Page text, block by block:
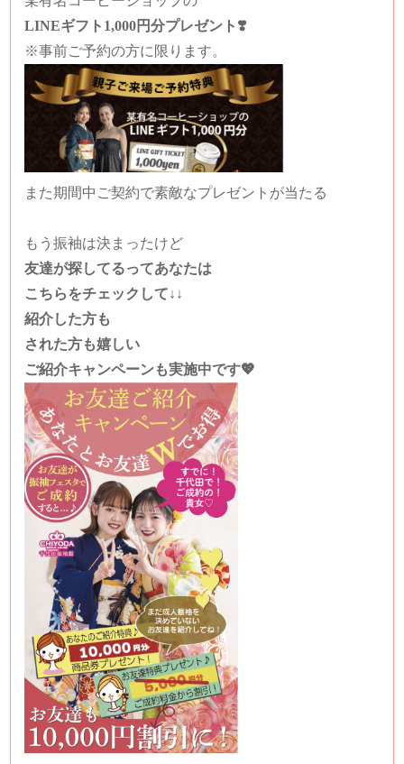
LINEギフト1,000円分プレゼント❣️
※事前ご予約の方に限ります。
また期間中ご契約で素敵なプレゼントが当たる
もう振袖は決まったけど
友達が探してるってあなたは
こちらをチェックして↓↓
紹介した方も
された方も嬉しい
ご紹介キャンペーンも実施中です💖